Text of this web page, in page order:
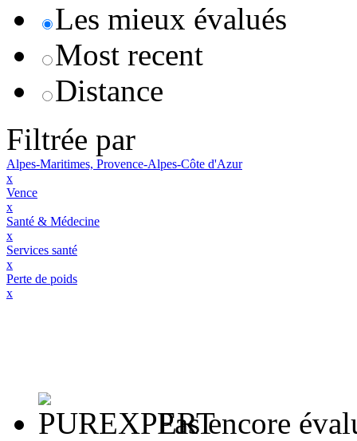
Les mieux évalués
Most recent
Distance
Filtrée par
Alpes-Maritimes, Provence-Alpes-Côte d'Azur
x
Vence
x
Santé & Médecine
x
Services santé
x
Perte de poids
x
Pas encore